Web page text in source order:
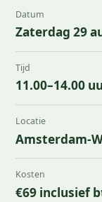
Datum
Zaterdag 29
Tijd
11.00–14.00
Locatie
Amsterdam-
Kosten
€69 inclusief